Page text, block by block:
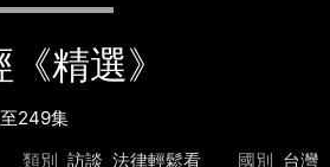
精選》
249集
類別 訪談 法律輕鬆看 國別 台灣